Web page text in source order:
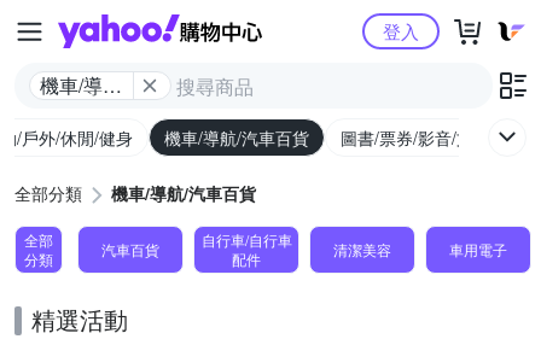
Yahoo購物中心
機車/導航/
登入
/戶外/休閒/健身 機車/導航/汽車百貨 圖書/票券/影音/文具
全部分類 機車/導航/汽車百貨
全部
分類
汽車百貨
自行車/自行車
配件
清潔美容 車用電子
精選活動